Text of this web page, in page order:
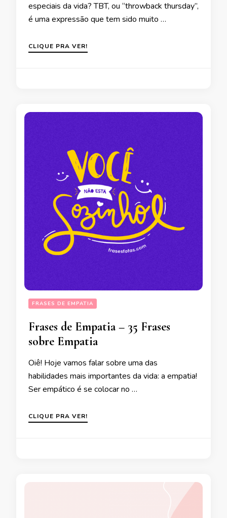
especiais da vida? TBT, ou “throwback thursday”,
é uma expressão que tem sido muito …
CLIQUE PRA VER!
FRASES DE EMPATIA
Frases de Empatia – 35 Frases
sobre Empatia
Oiê! Hoje vamos falar sobre uma das
habilidades mais importantes da vida: a empatia!
Ser empático é se colocar no …
CLIQUE PRA VER!